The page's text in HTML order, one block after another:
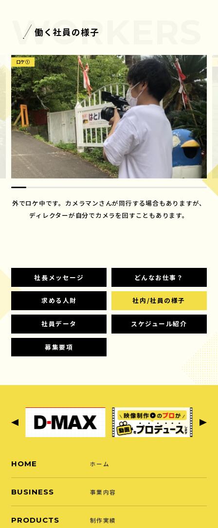
働く社員の様子
ロケ①
外でロケ中です。カメラマンさんが同行する場合もありますが、
ディレクターが自分でカメラを回すこともあります。
社長メッセージ どんなお仕事？
求める人財 社内/社員の様子
社員データ スケジュール紹介
募集要項
HOME ホーム
BUSINESS 事業内容
PRODUCTS 制作実績